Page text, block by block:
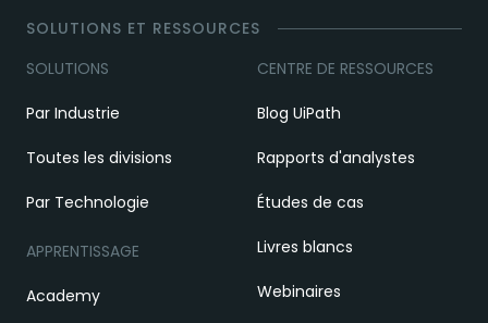
SOLUTIONS ET RESSOURCES
SOLUTIONS
Par Industrie
Toutes les divisions
Par Technologie
APPRENTISSAGE
Academy
CENTRE DE RESSOURCES
Blog UiPath
Rapports d'analystes
Études de cas
Livres blancs
Webinaires